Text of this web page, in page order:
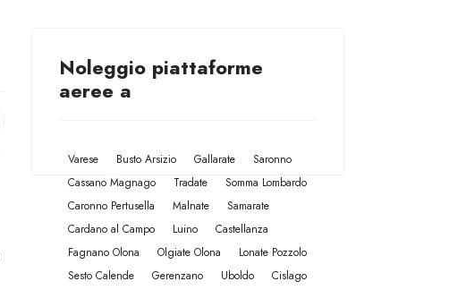
Noleggio piattaforme
aeree a
Varese Busto Arsizio Gallarate
Saronno
Cassano Magnago
Tradate
Somma Lombardo
Caronno Pertusella
Malnate
Samarate
Cardano al Campo
Luino
Castellanza
Fagnano Olona
Olgiate Olona
Lonate Pozzolo
Sesto Calende
Gerenzano Uboldo
Cislago